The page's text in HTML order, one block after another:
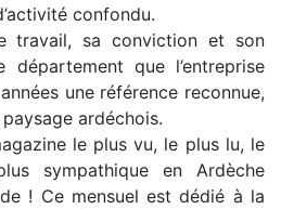
confondu.
travail, sa conviction et son
département que l’entreprise
une référence reconnue,
ardéchois.
le plus vu, le plus lu, le
sympathique en Ardèche
! Ce mensuel est dédié à la